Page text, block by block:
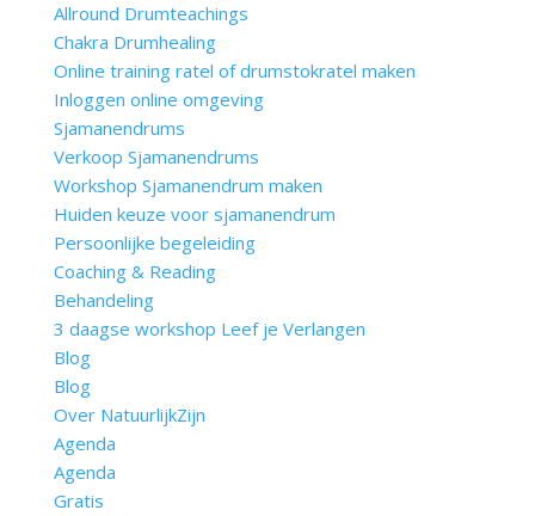
Allround Drumteachings
Chakra Drumhealing
Online training ratel of drumstokratel maken
Inloggen online omgeving
Sjamanendrums
Verkoop Sjamanendrums
Workshop Sjamanendrum maken
Huiden keuze voor sjamanendrum
Persoonlijke begeleiding
Coaching & Reading
Behandeling
3 daagse workshop Leef je Verlangen
Blog
Blog
Over NatuurlijkZijn
Agenda
Agenda
Gratis